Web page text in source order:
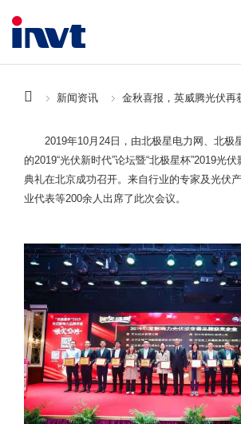
新闻资讯 金秋喜报，英威腾光伏再
2019年10月24日，由北极星电力网、北极
的2019“光伏新时代”论坛暨“北极星杯”2019光
典礼在北京成功召开。来自行业的专家及光伏
业代表等200余人出席了此次会议。